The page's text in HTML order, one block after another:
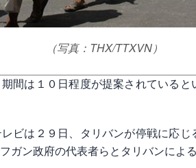
写真：THX/TTXVN）
間は１０日程度が提案されている
ビは２９日、タリバンが停戦に応じ
ガン政府の代表者らとタリバンによ